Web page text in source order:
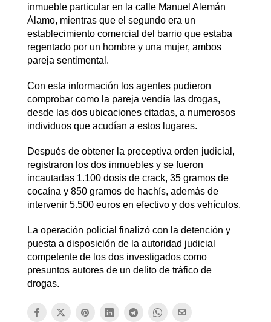
inmueble particular en la calle Manuel Alemán
Álamo, mientras que el segundo era un
establecimiento comercial del barrio que estaba
regentado por un hombre y una mujer, ambos
pareja sentimental.
Con esta información los agentes pudieron
comprobar como la pareja vendía las drogas,
desde las dos ubicaciones citadas, a numerosos
individuos que acudían a estos lugares.
Después de obtener la preceptiva orden judicial,
registraron los dos inmuebles y se fueron
incautadas 1.100 dosis de crack, 35 gramos de
cocaína y 850 gramos de hachís, además de
intervenir 5.500 euros en efectivo y dos vehículos.
La operación policial finalizó con la detención y
puesta a disposición de la autoridad judicial
competente de los dos investigados como
presuntos autores de un delito de tráfico de
drogas.